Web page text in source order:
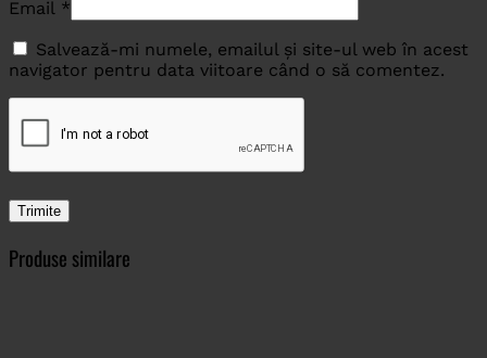
Email *
Salvează-mi numele, emailul și site-ul web în acest
navigator pentru data viitoare când o să comentez.
Produse similare